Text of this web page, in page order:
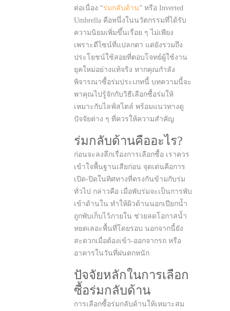
ต่อเนื่อง “ร่มกลับด้าน” หรือ Inverted
Umbrella คือหนึ่งในนวัตกรรมที่ได้รับ
ความนิยมเพิ่มขึ้นเรื่อย ๆ ไม่เพียง
เพราะดีไซน์ที่แปลกตา แต่ยังรวมถึง
ประโยชน์ใช้สอยที่ตอบโจทย์ผู้ใช้งาน
ยุคใหม่อย่างแท้จริง หากคุณกำลัง
พิจารณาซื้อร่มประเภทนี้ บทความนี้จะ
พาคุณไปรู้จักกับวิธีเลือกซื้อร่มให้
เหมาะกับไลฟ์สไตล์ พร้อมแนวทางดู
ปัจจัยต่าง ๆ ที่ควรให้ความสำคัญ
ร่มกลับด้านคืออะไร?
ก่อนจะลงลึกเรื่องการเลือกซื้อ เราควร
เข้าใจพื้นฐานเสียก่อน จุดเด่นคือการ
เปิด-ปิดในทิศทางที่ตรงกันข้ามกับร่ม
ทั่วไป กล่าวคือ เมื่อพับร่มจะเป็นการพับ
เข้าด้านใน ทำให้ผิวด้านนอกเปียกน้ำ
ถูกพับเก็บไว้ภายใน ช่วยลดโอกาสน้ำ
หยดเลอะพื้นที่โดยรอบ นอกจากนี้ยัง
สะดวกเมื่อต้องเข้า-ออกจากรถ หรือ
อาคารในวันที่ฝนตกหนัก
ปัจจัยหลักในการเลือก
ซื้อร่มกลับด้าน
การเลือกซื้อร่มกลับด้านให้เหมาะสม